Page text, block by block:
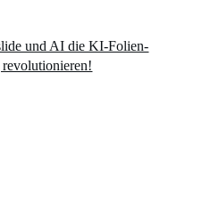
und AI die KI-Folien-